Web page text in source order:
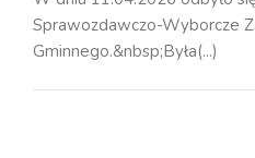
Sprawozdawczo-Wyborcze
Gminnego.&nbsp;Była(...)